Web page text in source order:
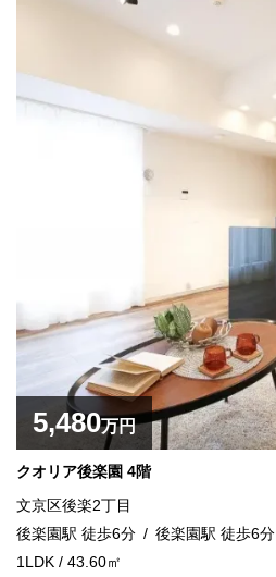
5,480万円
クオリア後楽園 4階
文京区後楽2丁目
後楽園駅 徒歩6分
後楽園駅 徒歩6分
1LDK / 43.60㎡